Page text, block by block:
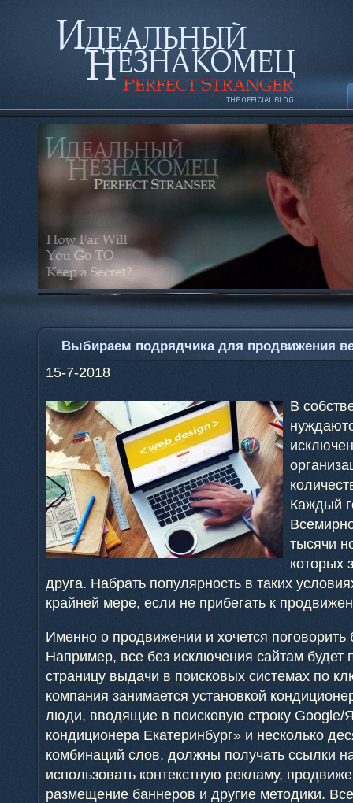
Выбираем подрядчика для продвижения
15-7-2018
В
Каждый
тысячи
которых
друга. Набрать популярность в таких
крайней мере, если не прибегать к
Именно о продвижении и хочется
Например, все без исключения сайтам
страницу выдачи в поисковых системах по
компания занимается установкой
люди, вводящие в поисковую строку Google/
кондиционера Екатеринбург» и несколько
комбинаций слов, должны получать ссылки
использовать контекстную рекламу,
размещение баннеров и другие методики.